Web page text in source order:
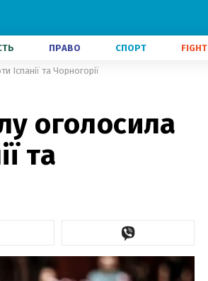
ПРАВО СПОРТ FIGHT
Іспанії та Чорногорії
оголосила
та